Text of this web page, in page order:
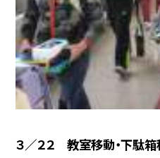
３／２２ 教室移動・下駄箱